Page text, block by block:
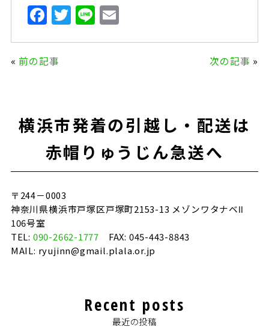
F
a
c
e
o
o
k
T
w
Li
n
E
« 前の記事 次の記事 »
横浜市発着の引越し・配送は
赤帽りゅうじん急送へ
〒244－0003
神奈川県横浜市戸塚区戸塚町2153-13 メゾンワタナベⅡ
106号室
TEL: 090-2662-1777 FAX: 045-443-8843
MAIL: ryujinn@gmail.plala.or.jp
Recent posts
最近の投稿